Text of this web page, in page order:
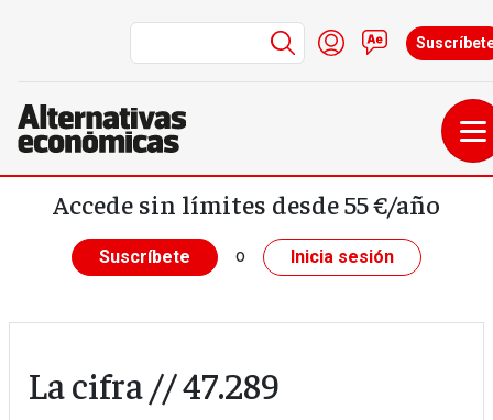
Pasar al contenido principal
Menú de cuenta
Iniciar sesión
Contacto
Accede sin límites desde 55 €/año
Suscríbete o Inicia sesión
La cifra // 47.289